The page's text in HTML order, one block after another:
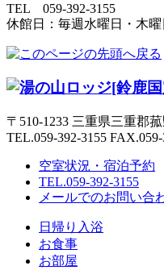
TEL 059-392-3155
休館日：毎週水曜日・木曜
〒510-1233 三重県三重郡
TEL.059-392-3155
空室状況・宿泊予約
TEL.059-392-3155
メールでのお問い合
日帰り入浴
お食事
お部屋